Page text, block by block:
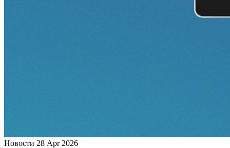
Новости 28 Apr 2026